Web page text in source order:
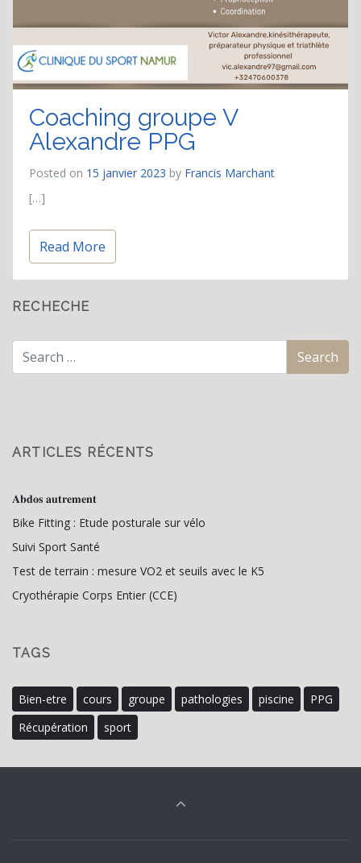
Coaching groupe V
Alexandre PPG
Posted on 15 janvier 2023 by Francis Marchant
[…]
Read More
RECHECHE
ARTICLES RÉCENTS
𝐀𝐛𝐝𝐨𝐬 𝐚𝐮𝐭𝐫𝐞𝐦𝐞𝐧𝐭
Bike Fitting : Etude posturale sur vélo
Suivi Sport Santé
Test de terrain : mesure VO2 et seuils avec le K5
Cryothérapie Corps Entier (CCE)
TAGS
Bien-etre cours groupe pathologies piscine
PPG
Récupération
sport